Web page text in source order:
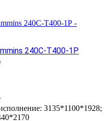
240С-Т400-1Р
3135*1100*1928;